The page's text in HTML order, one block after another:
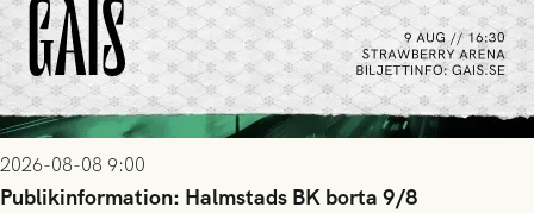
2026-08-08 9:00
Publikinformation: Halmstads BK borta 9/8